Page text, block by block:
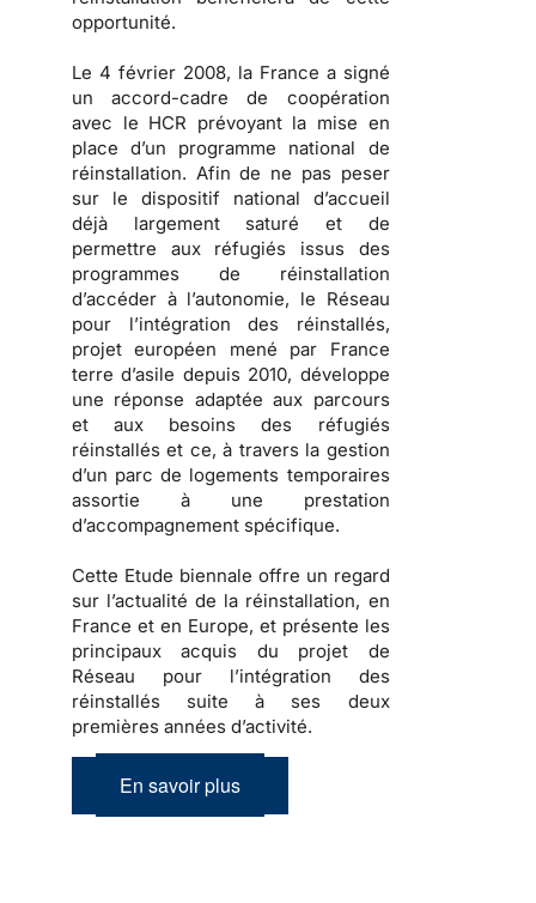
opportunité.
Le 4 février 2008, la France a signé
un accord-cadre de coopération
avec le HCR prévoyant la mise en
place d’un programme national de
réinstallation. Afin de ne pas peser
sur le dispositif national d’accueil
déjà largement saturé et de
permettre aux réfugiés issus des
programmes de réinstallation
d’accéder à l’autonomie, le Réseau
pour l’intégration des réinstallés,
projet européen mené par France
terre d’asile depuis 2010, développe
une réponse adaptée aux parcours
et aux besoins des réfugiés
réinstallés et ce, à travers la gestion
d’un parc de logements temporaires
assortie à une prestation
d’accompagnement spécifique.
Cette Etude biennale offre un regard
sur l’actualité de la réinstallation, en
France et en Europe, et présente les
principaux acquis du projet de
Réseau pour l’intégration des
réinstallés suite à ses deux
premières années d’activité.
En savoir plus